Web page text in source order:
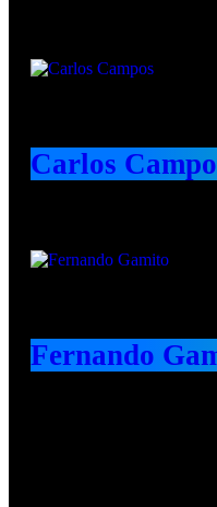
Carlos
Fernando